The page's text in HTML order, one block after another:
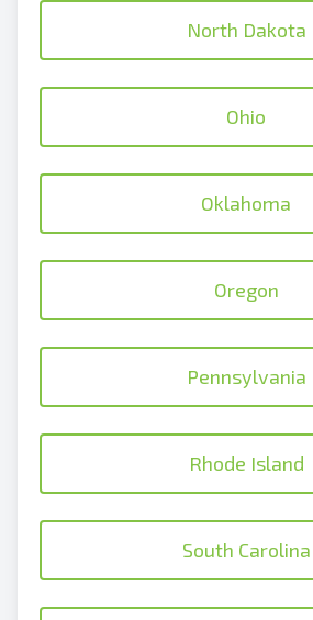
North Dakota
Ohio
Oklahoma
Oregon
Pennsylvania
Rhode Island
South Carolina